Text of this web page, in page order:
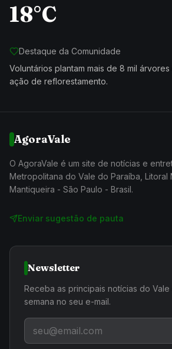
18°C
Destaque da Comunidade
Voluntários plantam mais de 8 mil
ação de reflorestamento.
AgoraVale
O AgoraVale é um site de notícias e
Metropolitana do Vale do Paraíba, Litoral
Mantiqueira - São Paulo - Brasil.
Enviar sugestão de pauta
Newsletter
Receba as principais notícias do
semana no seu e-mail.